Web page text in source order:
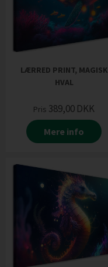
LÆRRED PRINT, MAGISK
HVAL
Pris 389,00 DKK
Mere info